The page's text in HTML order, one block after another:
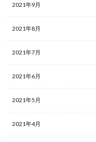
2021年9月
2021年8月
2021年7月
2021年6月
2021年5月
2021年4月